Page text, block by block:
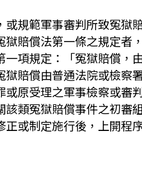
規範軍事審判所致冤獄
賠償法第一條之規定者
項規定：「冤獄賠償，
賠償由普通法院或檢察
原受理之軍事檢察或審
類冤獄賠償事件之初審
或制定施行後，上開程